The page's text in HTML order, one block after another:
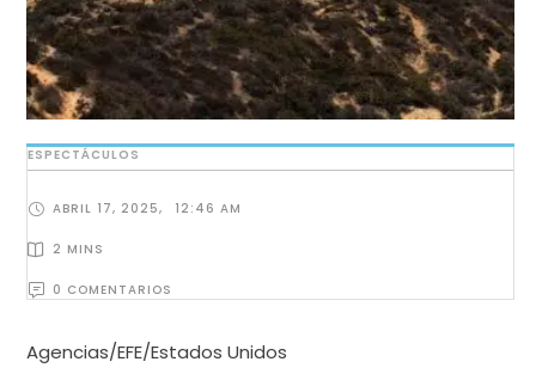
ESPECTÁCULOS
ABRIL 17, 2025, 12:46 AM
2 MINS
0 COMENTARIOS
Agencias/EFE/Estados Unidos